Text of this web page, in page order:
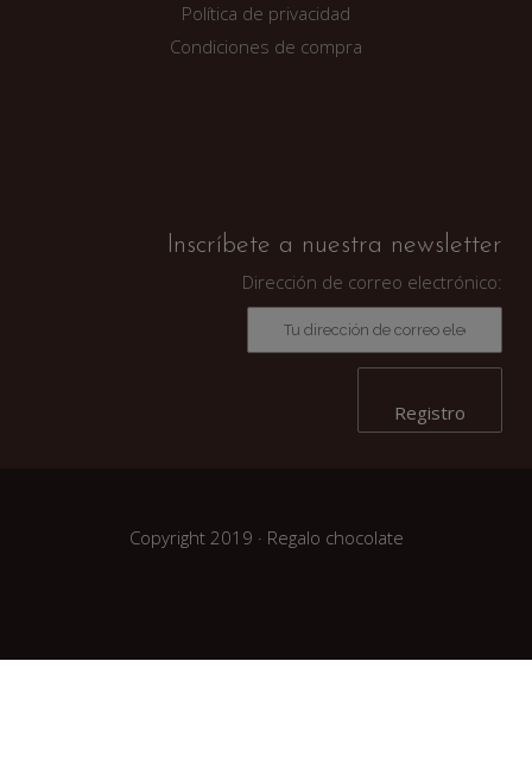
Política de privacidad
Condiciones de compra
Inscríbete a nuestra newsletter
Dirección de correo electrónico:
Copyright 2019 · Regalo chocolate